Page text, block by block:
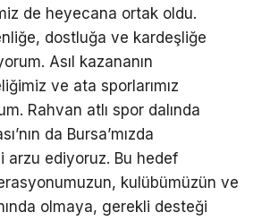
de heyecana ortak oldu.
dostluğa ve kardeşliğe
Asıl kazananın
ve ata sporlarımız
Rahvan atlı spor dalında
da Bursa’mızda
arzu ediyoruz. Bu hedef
kulübümüzün ve
olmaya, gerekli desteği